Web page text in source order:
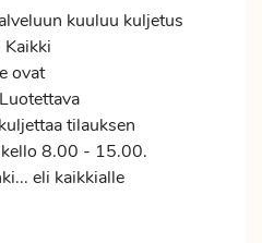
kuuluu kuljetus
ovat
tilauksen
8.00 - 15.00.
eli kaikkialle